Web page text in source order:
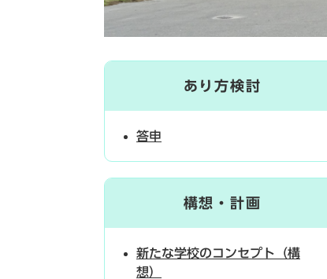
あり方検討
答申
構想・計画
新たな学校のコンセプト（構
想）